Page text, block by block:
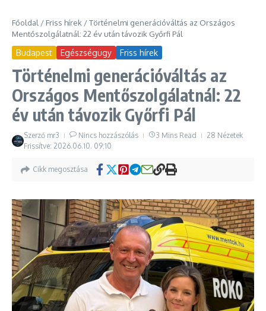
Főoldal / Friss hírek /Történelmi generációváltás az Országos
Mentőszolgálatnál: 22 év után távozik Győrfi Pál
Budapest Egészségügy Friss hírek
Történelmi generációváltás az
Országos Mentőszolgálatnál: 22
év után távozik Győrfi Pál
Szerző mr3 Nincs hozzászólás 3 Mins Read
28 Nézetek
Frissítve: 2026.06.10. 09:10
Cikk megosztása